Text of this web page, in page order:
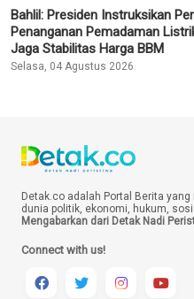
Bahlil: Presiden Instruksikan
Penanganan Pemadaman
Jaga Stabilitas Harga BBM
Selasa, 04 Agustus 2026
Detak.co adalah Portal Berita
dunia politik, ekonomi, hukum,
Mengabarkan dari Detak Nadi
Connect with us!